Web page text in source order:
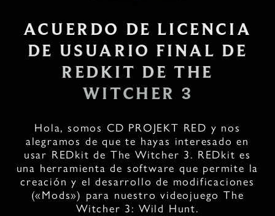
ACUERDO DE LICENCIA
DE USUARIO FINAL DE
REDKIT DE THE
WITCHER 3
Hola, somos CD PROJEKT RED y nos
alegramos de que te hayas interesado en
usar REDkit de The Witcher 3. REDkit es
una herramienta de software que permite la
creación y el desarrollo de modificaciones
(«Mods») para nuestro videojuego The
Witcher 3: Wild Hunt.